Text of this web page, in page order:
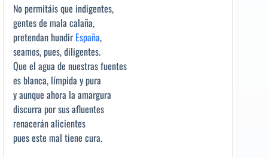
No permitáis que indigentes,
gentes de mala calaña,
pretendan hundir España,
seamos, pues, diligentes.
Que el agua de nuestras fuentes
es blanca, límpida y pura
y aunque ahora la amargura
discurra por sus afluentes
renacerán alicientes
pues este mal tiene cura.